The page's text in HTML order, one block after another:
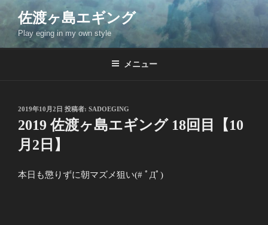
コ
ン
ン
佐渡ヶ島エギング
Play eging in my own style
メニュー
投
稿
日:
2019年10月2日 投稿者: SADOEGING
2019 佐渡ヶ島エギング 18回目【10
月2日】
本日も懲りずに朝マズメ狙い(# ﾟДﾟ)